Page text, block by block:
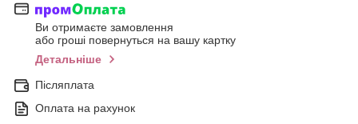
Ви отримаєте замовлення
або гроші повернуться на вашу картку
Детальніше
Післяплата
Оплата на рахунок